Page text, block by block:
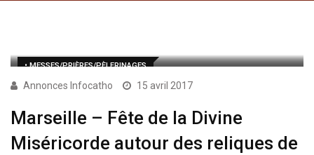
• MESSES/PRIÈRES/PÈLERINAGES
Annonces Infocatho 15 avril 2017
Marseille – Fête de la Divine
Miséricorde autour des reliques de